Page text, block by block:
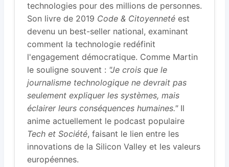
technologies pour des millions de personnes.
Son livre de 2019 Code & Citoyenneté est
devenu un best-seller national, examinant
comment la technologie redéfinit
l'engagement démocratique. Comme Martin
le souligne souvent : "Je crois que le
journalisme technologique ne devrait pas
seulement expliquer les systèmes, mais
éclairer leurs conséquences humaines."Il
anime actuellement le podcast populaire
Tech et Société, faisant le lien entre les
innovations de la Silicon Valley et les valeurs
européennes.